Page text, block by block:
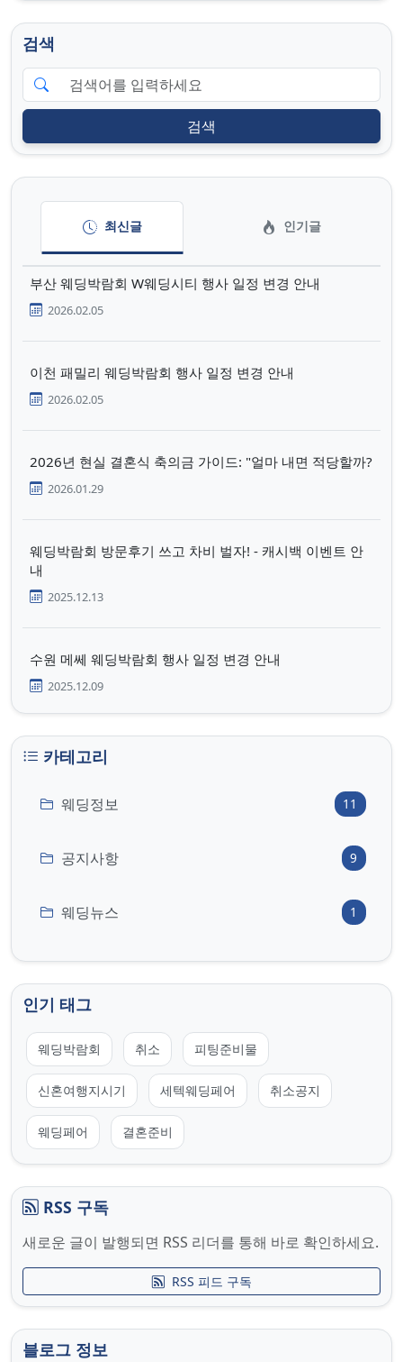
검색
검색
최신글 인기글
부산 웨딩박람회 W웨딩시티 행사 일정 변경 안내
2026.02.05
이천 패밀리 웨딩박람회 행사 일정 변경 안내
2026.02.05
2026년 현실 결혼식 축의금 가이드: "얼마 내면 적당할까?
2026.01.29
웨딩박람회 방문후기 쓰고 차비 벌자! - 캐시백 이벤트 안
내
2025.12.13
수원 메쎄 웨딩박람회 행사 일정 변경 안내
2025.12.09
카테고리
웨딩정보 11
공지사항 9
웨딩뉴스 1
인기 태그
웨딩박람회 취소 피팅준비물
신혼여행지시기 세텍웨딩페어 취소공지
웨딩페어 결혼준비
RSS 구독
새로운 글이 발행되면 RSS 리더를 통해 바로 확인하세요.
RSS 피드 구독
블로그 정보